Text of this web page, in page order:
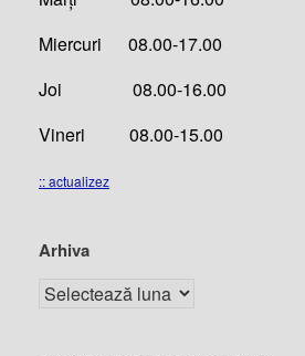
Miercuri 08.00-17.00
Joi 08.00-16.00
Vineri 08.00-15.00
:: actualizez
Arhiva